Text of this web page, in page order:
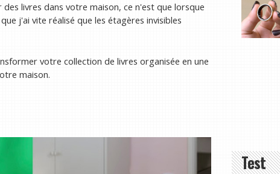
livres dans votre maison, ce n'est que lorsque
j'ai vite réalisé que les étagères invisibles
votre collection de livres organisée en une
maison.
Test